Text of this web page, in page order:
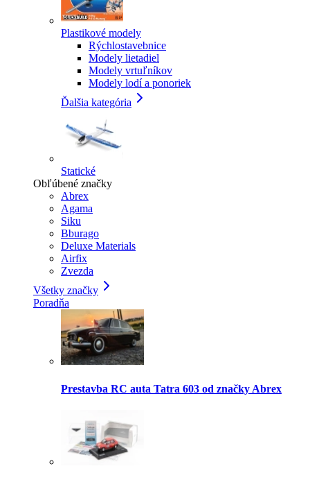
Plastikové modely
Rýchlostavebnice
Modely lietadiel
Modely vrtuľníkov
Modely lodí a ponoriek
Ďalšia kategória
Statické
Obľúbené značky
Abrex
Agama
Siku
Bburago
Deluxe Materials
Airfix
Zvezda
Všetky značky
Poradňa
Prestavba RC auta Tatra 603 od značky Abrex